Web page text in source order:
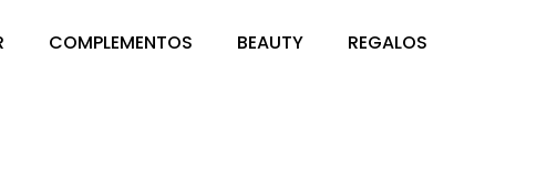
COMPLEMENTOS BEAUTY REGALOS